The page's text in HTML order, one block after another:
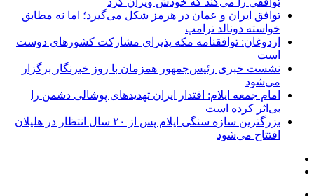
توافق ایران و عمان در هرمز شکل می‌گیرد؛ اما نه مطابق
خواسته دونالد ترامپ
اردوغان: توافقنامه مکه پذیرای مشارکت کشورهای دوست
است
نشست خبری رئیس‌جمهور همزمان با روز خبرنگار برگزار
می‌شود
امام جمعه ایلام: اقتدار ایران تهدیدهای پوشالی دشمن را
بی‌اثر کرده است
بزرگترین سازه سنگی ایلام پس از ۲۰ سال انتظار در هلیلان
افتتاح می‌شود